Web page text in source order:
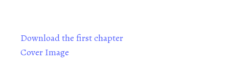
Download the first chapter
Cover Image